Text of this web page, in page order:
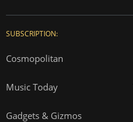
SUBSCRIPTION:
Cosmopolitan
Music Today
Gadgets & Gizmos